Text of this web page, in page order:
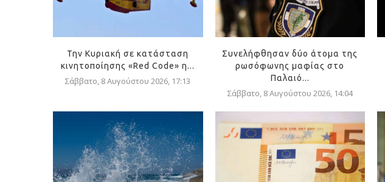
Την Κυριακή σε κατάσταση
κινητοποίησης «Red Code» η...
Σάββατο, 8 Αυγούστου 2026, 17:13
Συνελήφθησαν δύο άτομα της
ρωσόφωνης μαφίας στο
Παλαιό...
Σάββατο, 8 Αυγούστου 2026, 14:04